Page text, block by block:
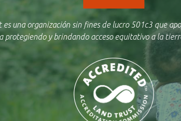
es una organización sin fines de lucro 501c3 que
protegiendo y brindando acceso equitativo a la